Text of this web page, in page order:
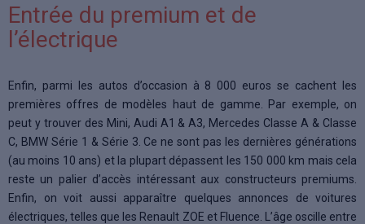
Entrée du premium et de
l’électrique
Enfin, parmi les autos d’occasion à 8 000 euros se cachent les
premières offres de modèles haut de gamme. Par exemple, on
peut y trouver des Mini, Audi A1 & A3, Mercedes Classe A & Classe
C, BMW Série 1 & Série 3. Ce ne sont pas les dernières générations
(au moins 10 ans) et la plupart dépassent les 150 000 km mais cela
reste un palier d’accès intéressant aux constructeurs premiums.
Enfin, on voit aussi apparaître quelques annonces de voitures
électriques, telles que les Renault ZOE et Fluence. L’âge oscille entre